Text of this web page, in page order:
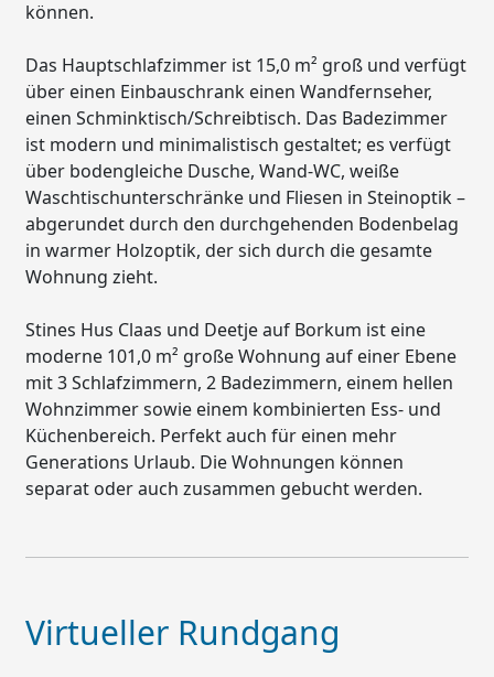
können.
Das Hauptschlafzimmer ist 15,0 m² groß und verfügt
über einen Einbauschrank einen Wandfernseher,
einen Schminktisch/Schreibtisch. Das Badezimmer
ist modern und minimalistisch gestaltet; es verfügt
über bodengleiche Dusche, Wand-WC, weiße
Waschtischunterschränke und Fliesen in Steinoptik –
abgerundet durch den durchgehenden Bodenbelag
in warmer Holzoptik, der sich durch die gesamte
Wohnung zieht.
Stines Hus Claas und Deetje auf Borkum ist eine
moderne 101,0 m² große Wohnung auf einer Ebene
mit 3 Schlafzimmern, 2 Badezimmern, einem hellen
Wohnzimmer sowie einem kombinierten Ess- und
Küchenbereich. Perfekt auch für einen mehr
Generations Urlaub. Die Wohnungen können
separat oder auch zusammen gebucht werden.
Virtueller Rundgang